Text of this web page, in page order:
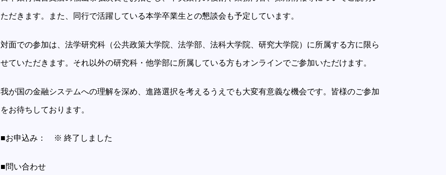
ただきます。また、同行で活躍している本学卒業生との懇談会も予定しています。
対面での参加は、法学研究科（公共政策大学院、法学部、法科大学院、研究大学院）に所属する方に限ら
せていただきます。それ以外の研究科・他学部に所属している方もオンラインでご参加いただけます。
我が国の金融システムへの理解を深め、進路選択を考えるうえでも大変有意義な機会です。皆様のご参加
をお待ちしております。
■お申込み： ※ 終了しました
■問い合わせ